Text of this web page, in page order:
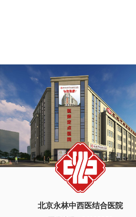
北京永林中西医结合医院